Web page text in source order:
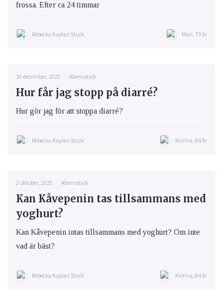
frossa. Efter ca 24 timmar
Rebecka Kaplan Sturk Man, 73 år
16 december, 2025 Alternativb
Hur får jag stopp på diarré?
Hur gör jag för att stoppa diarré?
Rebecka Kaplan Sturk Kvinna, 84 år
2 oktober, 2025 Alternativb
Kan Kåvepenin tas tillsammans med
yoghurt?
Kan Kåvepenin intas tillsammans med yoghurt? Om inte
vad är bäst?
Rebecka Kaplan Sturk Kvinna, 84 år